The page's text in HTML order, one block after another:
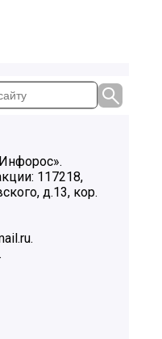
117218,
д.13, кор.